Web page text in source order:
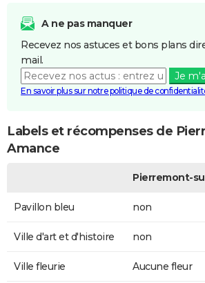
A ne pas manquer
Recevez nos astuces et bons plans
mail.
Je
En savoir plus sur notre politique de
Labels et récompenses de
Amance
Pierremont-
Pavillon bleu non
Ville d'art et d'histoire non
Ville fleurie Aucune fleur